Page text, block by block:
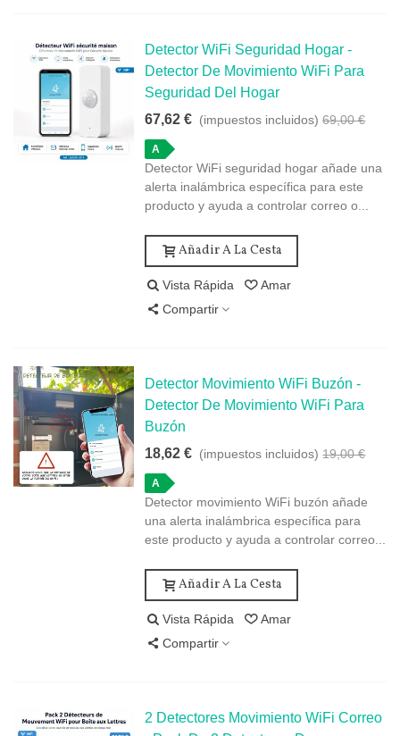
Detector WiFi Seguridad Hogar -
Detector De Movimiento WiFi Para
Seguridad Del Hogar
67,62 € (impuestos incluidos) 69,00 €
A
Detector WiFi seguridad hogar añade una
alerta inalámbrica específica para este
producto y ayuda a controlar correo o...
Añadir A La Cesta
Vista Rápida
Amar
Compartir
Detector Movimiento WiFi Buzón -
Detector De Movimiento WiFi Para
Buzón
18,62 € (impuestos incluidos) 19,00 €
A
Detector movimiento WiFi buzón añade
una alerta inalámbrica específica para
este producto y ayuda a controlar correo...
Añadir A La Cesta
Vista Rápida
Amar
Compartir
2 Detectores Movimiento WiFi Correo